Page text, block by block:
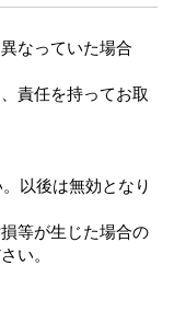
なっていた場合
責任を持ってお取
以後は無効となり
等が生じた場合の
い。